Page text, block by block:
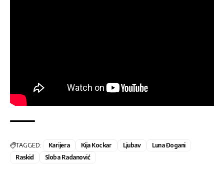
TAGGED: Karijera Kija Kockar Ljubav
Luna Đogani
Raskid
Sloba Radanović